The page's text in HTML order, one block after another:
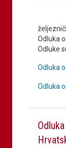
Odluka
Odluke
Odluka
Odluka